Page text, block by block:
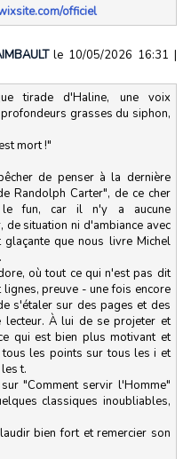
officiel
le 10/05/2026 16:31|
tirade d'Haline, une voix
grasses du siphon,
mort !"
de penser à la dernière
Randolph Carter", de ce cher
le fun, car il n'y a aucune
situation ni d'ambiance avec
que nous livre Michel
où tout ce qui n'est pas dit
preuve - une fois encore
s'étaler sur des pages et des
À lui de se projeter et
qui est bien plus motivant et
les points sur tous les i et
t.
"Comment servir l'Homme"
classiques inoubliables,
bien fort et remercier son